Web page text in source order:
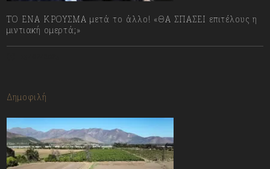
ΤΟ ΕΝΑ ΚΡΟΥΣΜΑ μετά το άλλο! «ΘΑ ΣΠΑΣΕΙ επιτέλους η
μιντιακή ομερτά;»
Δημοφιλή